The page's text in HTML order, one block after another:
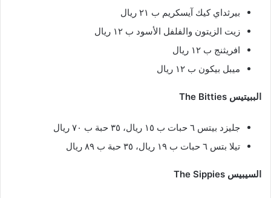
بيرثداي كيك آيسكريم ب ٢١ ريال
زيت الزيتون والفلفل الأسود ب ١٢ ريال
افريثنج ب ١٢ ريال
ميبل بيكون ب ١٢ ريال
الببيتيس The Bitties
جليزد بيتس ٦ حبات ب ١٥ ريال، ٣٥ حبة ب ٧٠ ريال
تيلا بتس ٦ حبات ب ١٩ ريال، ٣٥ حبة ب ٨٩ ريال
السيبيس The Sippies